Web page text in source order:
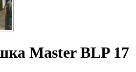
Master BLP 17